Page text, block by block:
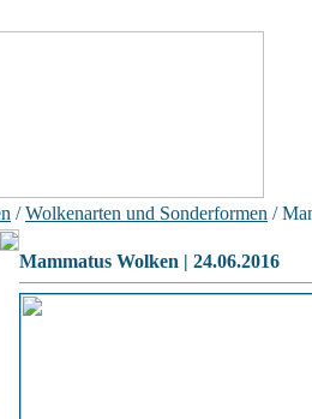
/Wolkenarten und Sonderformen /
Mammatus Wolken | 24.06.2016